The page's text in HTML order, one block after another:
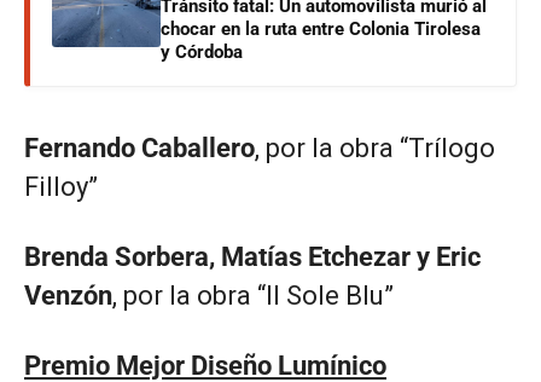
Tránsito fatal: Un automovilista murió al
chocar en la ruta entre Colonia Tirolesa
y Córdoba
Fernando Caballero, por la obra “Trílogo
Filloy”
Brenda Sorbera, Matías Etchezar y Eric
Venzón, por la obra “Il Sole Blu”
Premio Mejor Diseño Lumínico